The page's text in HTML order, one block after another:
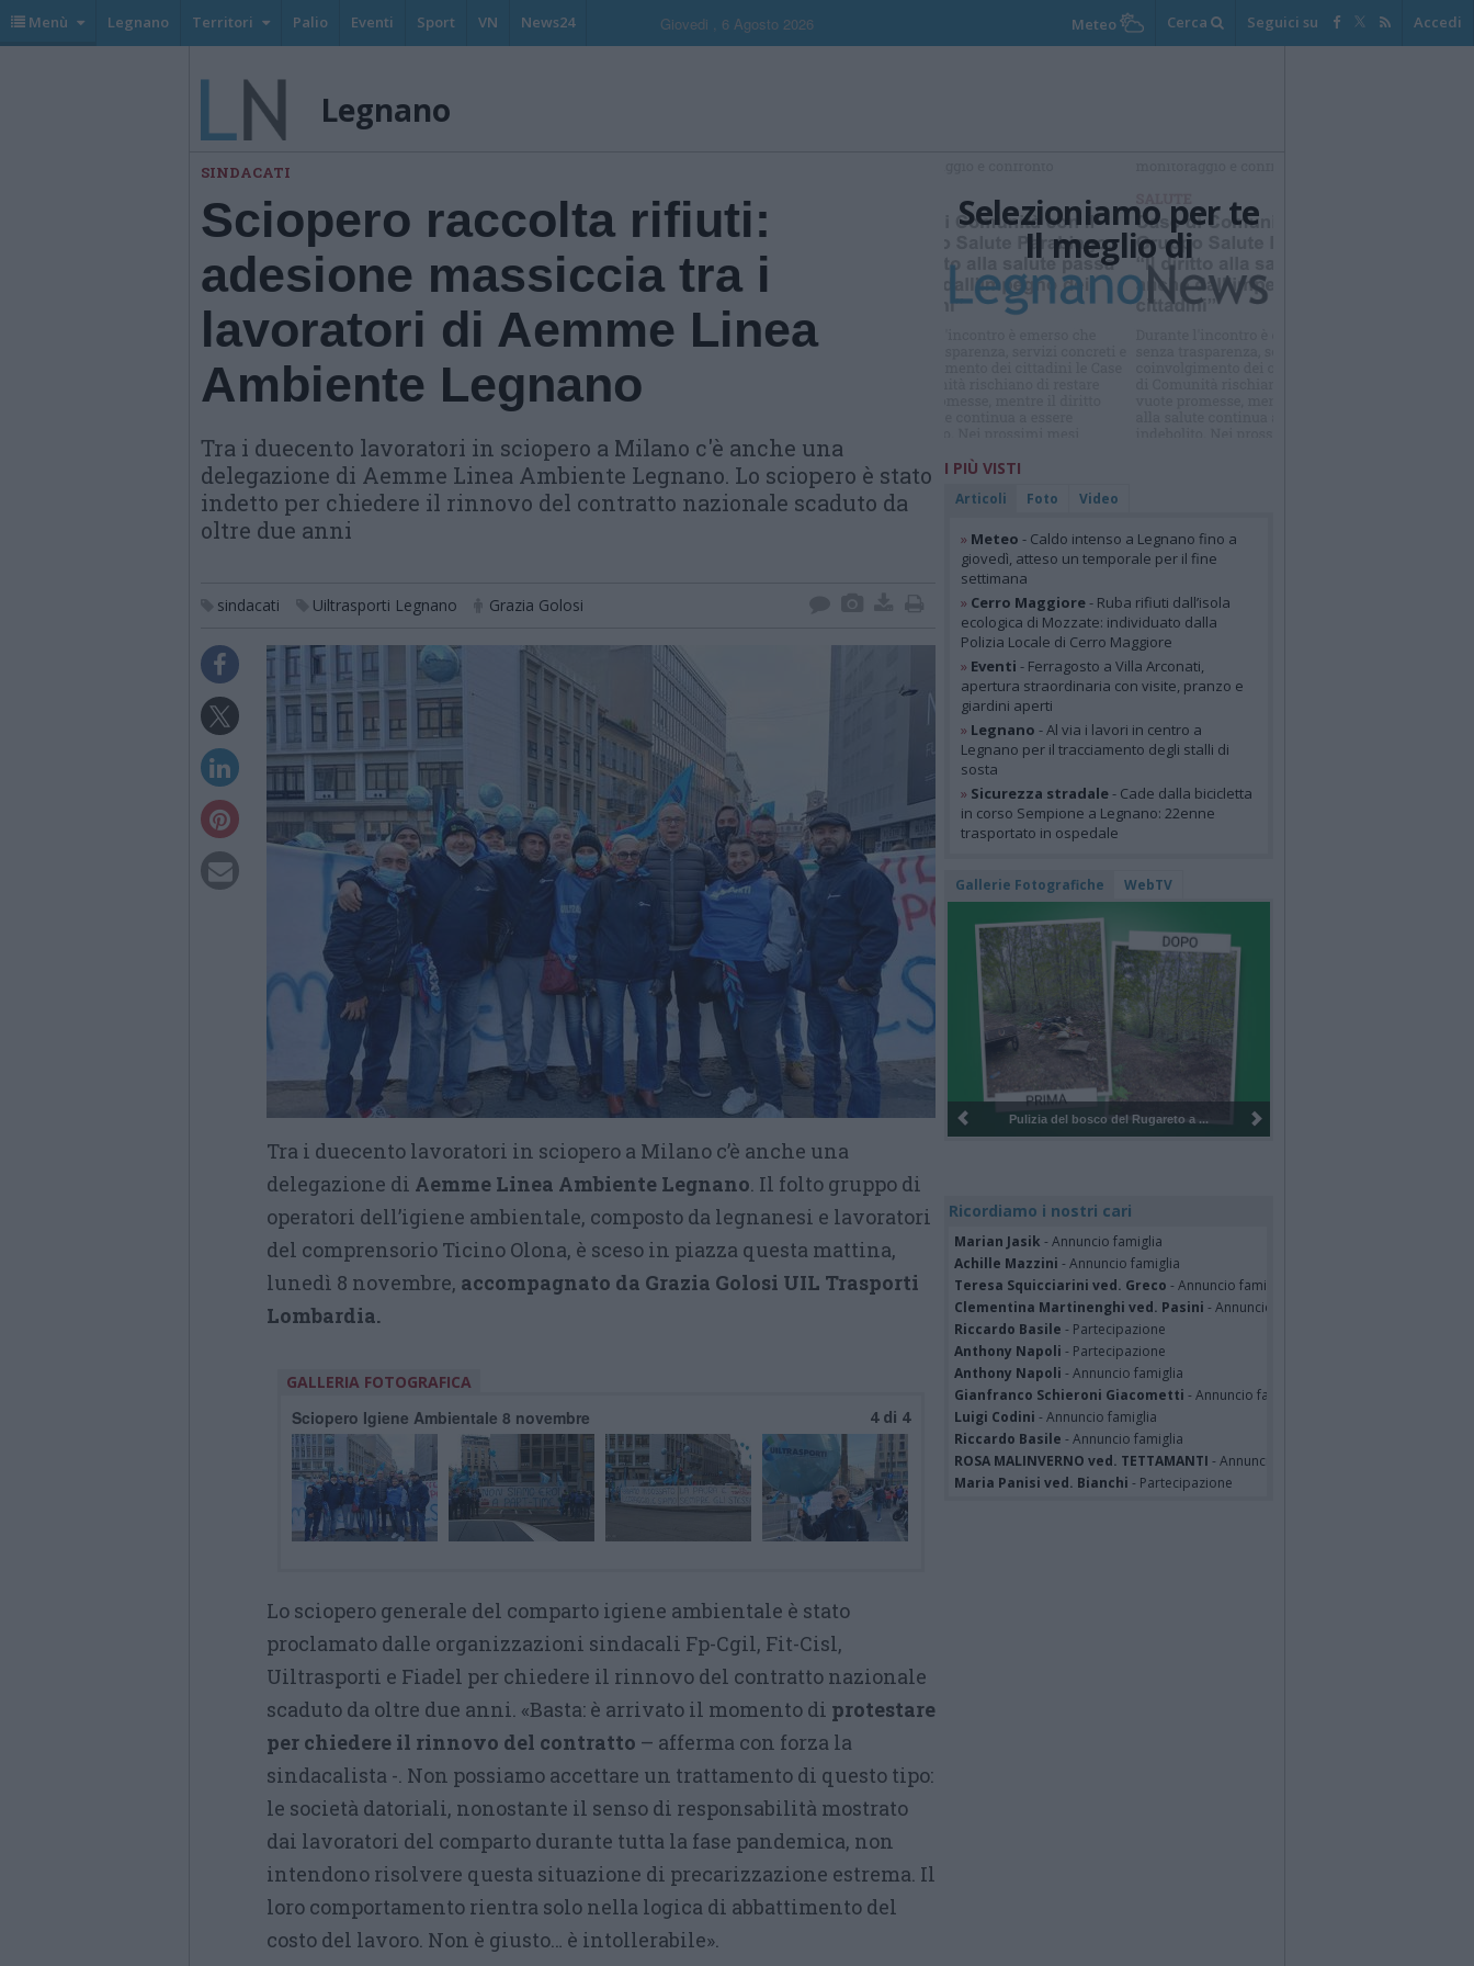
Menù Legnano Territori Palio Eventi Sport VN News24 Giovedi , 6 Agosto 2026 Meteo Cerca Seguici su Accedi
Legnano
SINDACATI
Sciopero raccolta rifiuti:
adesione massiccia tra i
lavoratori di Aemme Linea
Ambiente Legnano
Tra i duecento lavoratori in sciopero a Milano c'è anche una
delegazione di Aemme Linea Ambiente Legnano. Lo sciopero è stato
indetto per chiedere il rinnovo del contratto nazionale scaduto da
oltre due anni
sindacati Uiltrasporti Legnano Grazia Golosi
Tra i duecento lavoratori in sciopero a Milano c’è anche una
delegazione di Aemme Linea Ambiente Legnano. Il folto gruppo di
operatori dell’igiene ambientale, composto da legnanesi e lavoratori
del comprensorio Ticino Olona, è sceso in piazza questa mattina,
lunedì 8 novembre, accompagnato da Grazia Golosi UIL Trasporti
Lombardia.
GALLERIA FOTOGRAFICA
Sciopero Igiene Ambientale 8 novembre 4 di 4
Lo sciopero generale del comparto igiene ambientale è stato
proclamato dalle organizzazioni sindacali Fp-Cgil, Fit-Cisl,
Uiltrasporti e Fiadel per chiedere il rinnovo del contratto nazionale
scaduto da oltre due anni. «Basta: è arrivato il momento di protestare
per chiedere il rinnovo del contratto – afferma con forza la
sindacalista -. Non possiamo accettare un trattamento di questo tipo:
le società datoriali, nonostante il senso di responsabilità mostrato
dai lavoratori del comparto durante tutta la fase pandemica, non
intendono risolvere questa situazione di precarizzazione estrema. Il
loro comportamento rientra solo nella logica di abbattimento del
costo del lavoro. Non è giusto… è intollerabile».
Selezioniamo per te
Il meglio di
I PIÙ VISTI
Articoli Foto Video
» Meteo - Caldo intenso a Legnano fino a
giovedì, atteso un temporale per il fine
settimana
» Cerro Maggiore- Ruba rifiuti dall’isola
ecologica di Mozzate: individuato dalla
Polizia Locale di Cerro Maggiore
» Eventi - Ferragosto a Villa Arconati,
apertura straordinaria con visite, pranzo e
giardini aperti
» Legnano - Al via i lavori in centro a
Legnano per il tracciamento degli stalli di
sosta
» Sicurezza stradale- Cade dalla bicicletta
in corso Sempione a Legnano: 22enne
trasportato in ospedale
Gallerie Fotografiche WebTV
Pulizia del bosco del Rugareto a ...
Ricordiamo i nostri cari
Marian Jasik - Annuncio famiglia
Achille Mazzini - Annuncio famiglia
Teresa Squicciarini ved. Greco - Annuncio famiglia
Clementina Martinenghi ved. Pasini - Annuncio famiglia
Riccardo Basile - Partecipazione
Anthony Napoli - Partecipazione
Anthony Napoli - Annuncio famiglia
Gianfranco Schieroni Giacometti - Annuncio famiglia
Luigi Codini - Annuncio famiglia
Riccardo Basile - Annuncio famiglia
ROSA MALINVERNO ved. TETTAMANTI - Annuncio famiglia
Maria Panisi ved. Bianchi - Partecipazione